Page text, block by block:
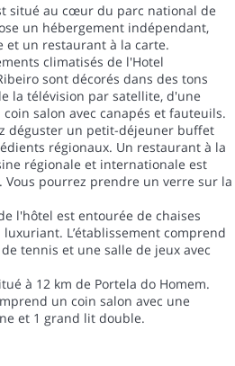
situé au cœur du parc national de
un hébergement indépendant,
et un restaurant à la carte.
climatisés de l'Hotel
sont décorés dans des tons
la télévision par satellite, d'une
salon avec canapés et fauteuils.
déguster un petit-déjeuner buffet
régionaux. Un restaurant à la
régionale et internationale est
pourrez prendre un verre sur la
l'hôtel est entourée de chaises
L’établissement comprend
tennis et une salle de jeux avec
à 12 km de Portela do Homem.
un coin salon avec une
et 1 grand lit double.